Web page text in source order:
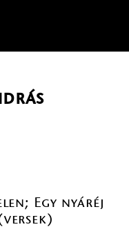
Egy nyáréj